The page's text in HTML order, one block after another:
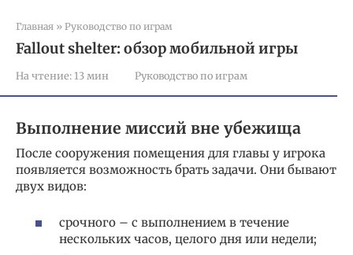
Главная » Руководство по играм
Fallout shelter: обзор мобильной игры
На чтение: 13 мин Руководство по играм
Выполнение миссий вне убежища
После сооружения помещения для главы у игрока
появляется возможность брать задачи. Они бывают
двух видов:
срочного – с выполнением в течение
нескольких часов, целого дня или недели;